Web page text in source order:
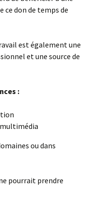
ce don de temps de
est également une
et une source de
:
ou dans
pourrait prendre